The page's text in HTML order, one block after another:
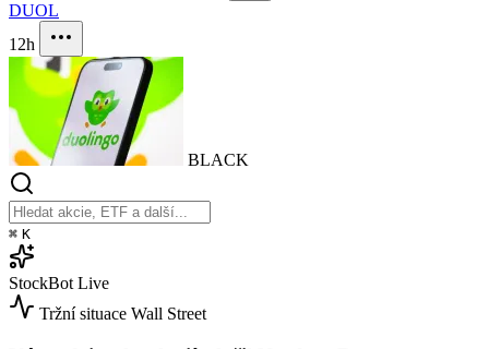
DUOL
12h
BLACK
⌘ K
StockBot Live
Tržní situace Wall Street